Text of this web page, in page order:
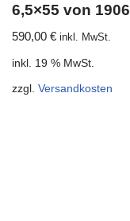
6,5×55 von 1906
590,00 € inkl. MwSt.
inkl. 19 % MwSt.
zzgl. Versandkosten